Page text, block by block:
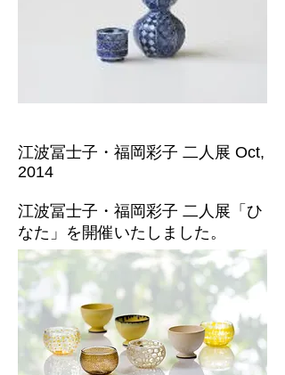
江波冨士子・福岡彩子 二人展 Oct,
2014
江波冨士子・福岡彩子 二人展「ひ
なた」を開催いたしました。